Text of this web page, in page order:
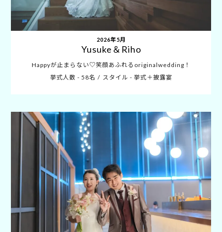
2026年5月
Yusuke＆Riho
Happyが止まらない♡笑顔あふれるoriginalwedding！
挙式人数 - 58名
スタイル - 挙式＋披露宴